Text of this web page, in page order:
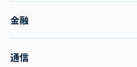
金融
通信